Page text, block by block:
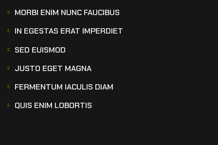
MORBI ENIM NUNC FAUCIBUS
IN EGESTAS ERAT IMPERDIET
SED EUISMOD
JUSTO EGET MAGNA
FERMENTUM IACULIS DIAM
QUIS ENIM LOBORTIS